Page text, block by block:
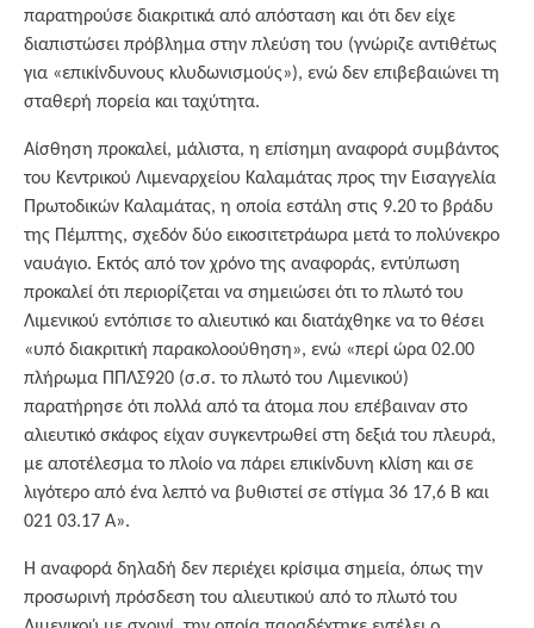
παρατηρούσε διακριτικά από απόσταση και ότι δεν είχε
διαπιστώσει πρόβλημα στην πλεύση του (γνώριζε αντιθέτως
για «επικίνδυνους κλυδωνισμούς»), ενώ δεν επιβεβαιώνει τη
σταθερή πορεία και ταχύτητα.
Αίσθηση προκαλεί, μάλιστα, η επίσημη αναφορά συμβάντος
του Κεντρικού Λιμεναρχείου Καλαμάτας προς την Εισαγγελία
Πρωτοδικών Καλαμάτας, η οποία εστάλη στις 9.20 το βράδυ
της Πέμπτης, σχεδόν δύο εικοσιτετράωρα μετά το πολύνεκρο
ναυάγιο. Εκτός από τον χρόνο της αναφοράς, εντύπωση
προκαλεί ότι περιορίζεται να σημειώσει ότι το πλωτό του
Λιμενικού εντόπισε το αλιευτικό και διατάχθηκε να το θέσει
«υπό διακριτική παρακολοούθηση», ενώ «περί ώρα 02.00
πλήρωμα ΠΠΛΣ920 (σ.σ. το πλωτό του Λιμενικού)
παρατήρησε ότι πολλά από τα άτομα που επέβαιναν στο
αλιευτικό σκάφος είχαν συγκεντρωθεί στη δεξιά του πλευρά,
με αποτέλεσμα το πλοίο να πάρει επικίνδυνη κλίση και σε
λιγότερο από ένα λεπτό να βυθιστεί σε στίγμα 36 17,6 Β και
021 03.17 Α».
Η αναφορά δηλαδή δεν περιέχει κρίσιμα σημεία, όπως την
προσωρινή πρόσδεση του αλιευτικού από το πλωτό του